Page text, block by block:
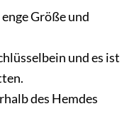
Größe und
und es ist
des Hemdes